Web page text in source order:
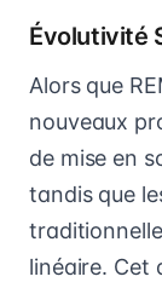
Évolutivité
Alors que
nouveaux
de mise en
tandis que
linéaire. Cet